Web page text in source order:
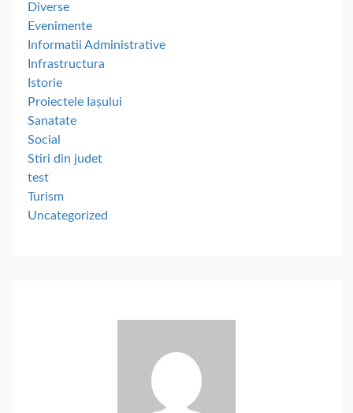
Diverse
Evenimente
Informatii Administrative
Infrastructura
Istorie
Proiectele Iașului
Sanatate
Social
Stiri din judet
test
Turism
Uncategorized